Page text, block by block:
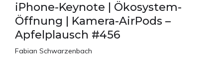
iPhone-Keynote | Ökosystem-
Öffnung | Kamera-AirPods –
Apfelplausch #456
Fabian Schwarzenbach